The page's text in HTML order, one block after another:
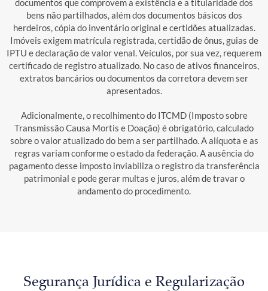
documentos que comprovem a existência e a titularidade dos
bens não partilhados, além dos documentos básicos dos
herdeiros, cópia do inventário original e certidões atualizadas.
Imóveis exigem matrícula registrada, certidão de ônus, guias de
IPTU e declaração de valor venal. Veículos, por sua vez, requerem
certificado de registro atualizado. No caso de ativos financeiros,
extratos bancários ou documentos da corretora devem ser
apresentados.
Adicionalmente, o recolhimento do ITCMD (Imposto sobre
Transmissão Causa Mortis e Doação) é obrigatório, calculado
sobre o valor atualizado do bem a ser partilhado. A alíquota e as
regras variam conforme o estado da federação. A ausência do
pagamento desse imposto inviabiliza o registro da transferência
patrimonial e pode gerar multas e juros, além de travar o
andamento do procedimento.
Segurança Jurídica e Regularização